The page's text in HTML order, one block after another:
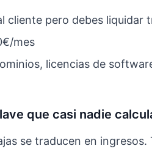
cliente pero debes liquidar
mes
licencias de
que casi nadie
se traducen en